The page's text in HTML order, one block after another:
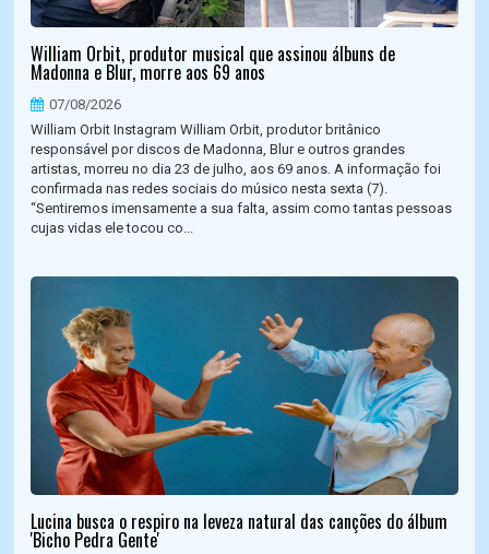
William Orbit, produtor musical que assinou álbuns de
Madonna e Blur, morre aos 69 anos
07/08/2026
William Orbit Instagram William Orbit, produtor britânico
responsável por discos de Madonna, Blur e outros grandes
artistas, morreu no dia 23 de julho, aos 69 anos. A informação foi
confirmada nas redes sociais do músico nesta sexta (7).
“Sentiremos imensamente a sua falta, assim como tantas pessoas
cujas vidas ele tocou co...
Lucina busca o respiro na leveza natural das canções do álbum
'Bicho Pedra Gente'